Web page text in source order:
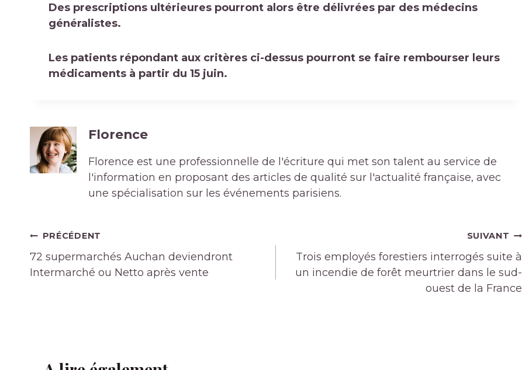
Des prescriptions ultérieures pourront alors être délivrées par des médecins
généralistes.
Les patients répondant aux critères ci-dessus pourront se faire rembourser leurs
médicaments à partir du 15 juin.
Florence
Florence est une professionnelle de l'écriture qui met son talent au service de
l'information en proposant des articles de qualité sur l'actualité française, avec
une spécialisation sur les événements parisiens.
Navigation
de
l’article
PRÉCÉDENT
72 supermarchés Auchan deviendront
Intermarché ou Netto après vente
SUIVANT
Trois employés forestiers interrogés suite à
un incendie de forêt meurtrier dans le sud-
ouest de la France